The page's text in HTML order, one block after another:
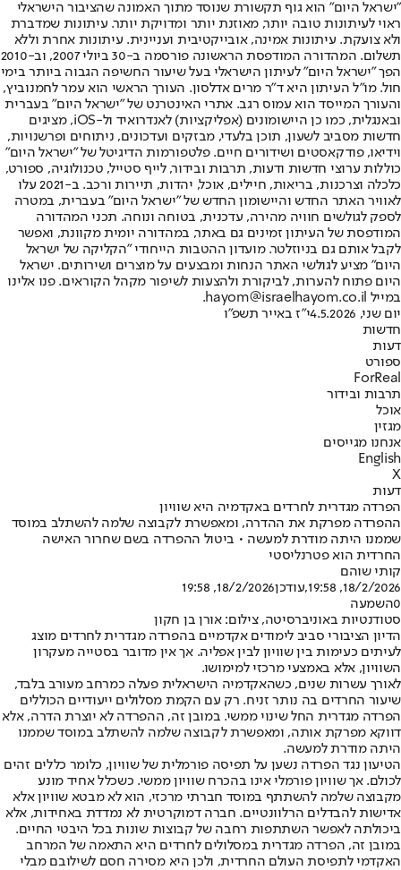
"ישראל היום" הוא גוף תקשורת שנוסד מתוך האמונה שהציבור הישראלי
ראוי לעיתונות טובה יותר, מאוזנת יותר ומדויקת יותר. עיתונות שמדברת
ולא צועקת. עיתונות אמינה, אובייקטיבית ועניינית. עיתונות אחרת וללא
תשלום. המהדורה המודפסת הראשונה פורסמה ב-30 ביולי 2007, וב-2010
הפך "ישראל היום" לעיתון הישראלי בעל שיעור החשיפה הגבוה ביותר בימי
חול. מו"ל העיתון היא ד"ר מרים אדלסון. העורך הראשי הוא עמר לחמנוביץ,
והעורך המייסד הוא עמוס רגב. אתרי האינטרנט של "ישראל היום" בעברית
ובאנגלית, כמו כן היישומונים (אפליקציות) לאנדרואיד ול-iOS, מציגים
חדשות מסביב לשעון, תוכן בלעדי, מבזקים ועדכונים, ניתוחים ופרשנויות,
וידיאו, פודקאסטים ושידורים חיים. פלטפורמות הדיגיטל של "ישראל היום"
כוללות ערוצי חדשות ודעות, תרבות ובידור, לייף סטייל, טכנולוגיה, ספורט,
כלכלה וצרכנות, בריאות, חיילים, אוכל, יהדות, תיירות ורכב. ב-2021 עלו
לאוויר האתר החדש והיישומון החדש של "ישראל היום" בעברית, במטרה
לספק לגולשים חוויה מהירה, עדכנית, בטוחה ונוחה. תכני המהדורה
המודפסת של העיתון זמינים גם באתר, במהדורה יומית מקוונת, ואפשר
לקבל אותם גם בניוזלטר. מועדון ההטבות הייחודי "הקליקה של ישראל
היום" מציע לגולשי האתר הנחות ומבצעים על מוצרים ושירותים. ישראל
היום פתוח להערות, לביקורת ולהצעות לשיפור מקהל הקוראים. פנו אלינו
במייל hayom@israelhayom.co.il.
יום שני, 4.5.2026
י"ז באייר תשפ"ו
חדשות
דעות
ספורט
ForReal
תרבות ובידור
אוכל
מגזין
אנחנו מגייסים
English
X
דעות
הפרדה מגדרית לחרדים באקדמיה היא שוויון
ההפרדה מפרקת את ההדרה, ומאפשרת לקבוצה שלמה להשתלב במוסד
שממנו היתה מודרת למעשה • ביטול ההפרדה בשם שחרור האישה
החרדית הוא פטרנליסטי
קותי שוהם
18/2/2026, 19:58
,עודכן18/2/2026, 19:58
0השמעה
סטודנטיות באוניברסיטה, צילום: אורן בן חקון
הדיון הציבורי סביב לימודים אקדמיים בהפרדה מגדרית לחרדים מוצג
לעיתים כעימות בין שוויון לבין אפליה. אך אין מדובר בסטייה מעקרון
השוויון, אלא באמצעי מרכזי למימושו.
לאורך עשרות שנים, כשהאקדמיה הישראלית פעלה כמרחב מעורב בלבד,
שיעור החרדים בה נותר זניח. רק עם הקמת מסלולים ייעודיים הכוללים
הפרדה מגדרית החל שינוי ממשי. במובן זה, ההפרדה לא יוצרת הדרה, אלא
דווקא מפרקת אותה, ומאפשרת לקבוצה שלמה להשתלב במוסד שממנו
היתה מודרת למעשה.
הטיעון נגד הפרדה נשען על תפיסה פורמלית של שוויון, כלומר כללים זהים
לכולם. אך שוויון פורמלי אינו בהכרח שוויון ממשי. כשכלל אחיד מונע
מקבוצה שלמה להשתתף במוסד חברתי מרכזי, הוא לא מבטא שוויון אלא
אדישות להבדלים הרלוונטיים. חברה דמוקרטית לא נמדדת באחידות, אלא
ביכולתה לאפשר השתתפות רחבה של קבוצות שונות בכל היבטי החיים.
במובן זה, הפרדה מגדרית במסלולים לחרדים היא התאמה של המרחב
האקדמי לתפיסת העולם החרדית, ולכן היא מסירה חסם לשילובם מבלי